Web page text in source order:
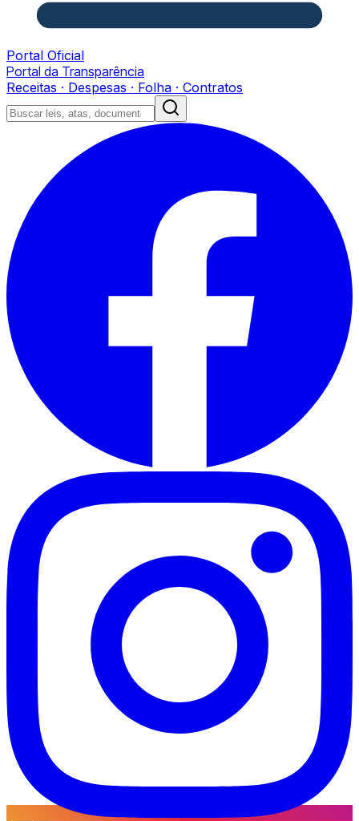
Portal Oficial
Portal da Transparência
Receitas · Despesas · Folha · Contratos